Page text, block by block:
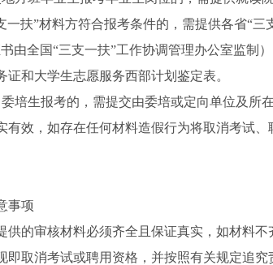
一扶”材料方符合报考条件的，需提供各省“
由全国“三支一扶”工作协调管理办公室监制
证和大学生志愿服务西部计划鉴定表。
委培生报考的，需提交由委培或定向单位及所
有效，如存在任何材料造假行为将取消考试
事项
供的审核材料必须齐全且保证真实，如材料
即取消考试或聘用资格，并按照有关规定追究